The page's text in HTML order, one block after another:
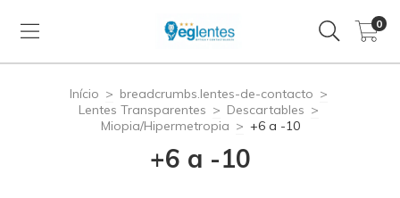
0
Início > breadcrumbs.lentes-de-contacto >
Lentes Transparentes > Descartables >
Miopia/Hipermetropia > +6 a -10
+6 a -10